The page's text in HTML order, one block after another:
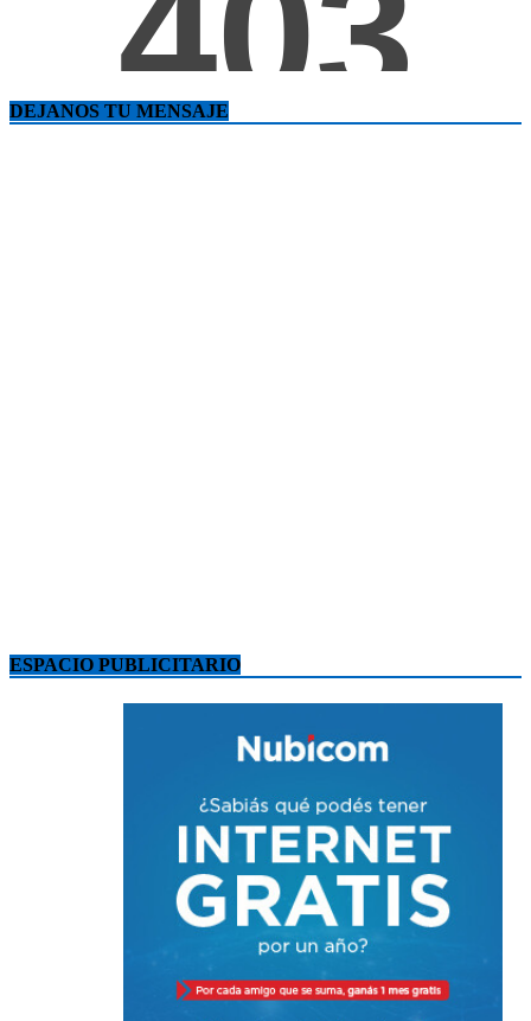
DEJANOS TU MENSAJE
ESPACIO PUBLICITARIO